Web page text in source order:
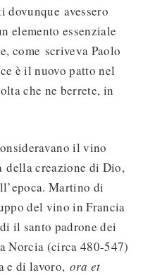
avessero
elemento essenziale
come scriveva Paolo
è il nuovo patto nel
che ne berrete, in
il vino
della creazione di Dio,
Martino di
del vino in Francia
il santo padrone dei
Norcia (circa 480-547)
e di lavoro, ora et